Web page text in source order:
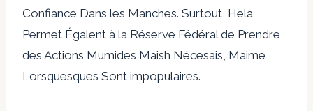
Confiance Dans les Manches. Surtout, Hela
Permet Égalent à la Réserve Fédéral de Prendre
des Actions Mumides Maish Nécesais, Maime
Lorsquesques Sont impopulaires.